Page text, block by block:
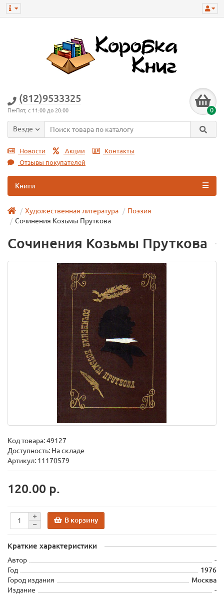
(812)9533325
Пн-Пят, с 11:00 до 20:00 0
Везде
Новости Акции
Контакты
Отзывы покупателей
Книги
Художественная литература
Поэзия
Сочинения Козьмы Пруткова
Сочинения Козьмы Пруткова
Код товара:49127
Доступность: На складе
Артикул: 11170579
120.00 р.
В корзину
Краткие характеристики
Автор
-
Год
1976
Город издания
Москва
Издание
-